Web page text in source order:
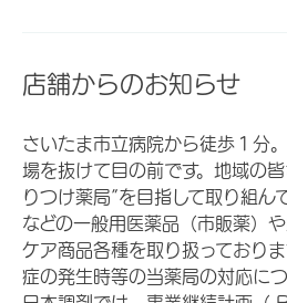
店舗からのお知らせ
さいたま市立病院から徒歩１分
場を抜けて目の前です。地域の
りつけ薬局”を目指して取り組ん
などの一般用医薬品（市販薬）
ケア商品各種を取り扱っており
症の発生時等の当薬局の対応につ